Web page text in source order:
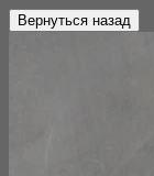
Вернуться назад